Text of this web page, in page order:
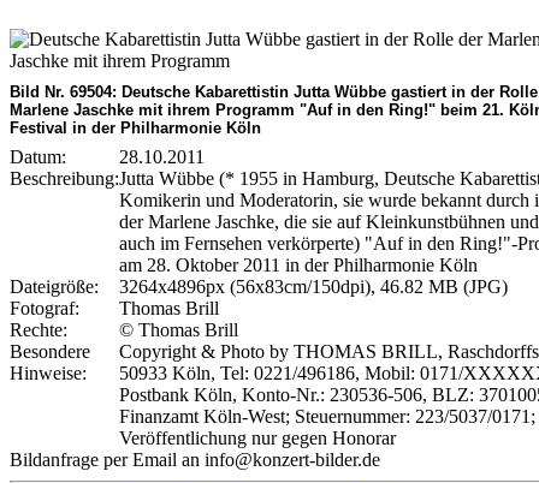
Bild Nr. 69504: Deutsche Kabarettistin Jutta Wübbe gastiert in der
Marlene Jaschke mit ihrem Programm "Auf in den Ring!" beim 21.
Festival in der Philharmonie Köln
Datum:
28.10.2011
Beschreibung:Jutta Wübbe (* 1955 in Hamburg, Deutsche
Komikerin und Moderatorin, sie wurde bekannt durch
der Marlene Jaschke, die sie auf Kleinkunstbühnen
auch im Fernsehen verkörperte) "Auf in den Ring!"-
am 28. Oktober 2011 in der Philharmonie Köln
Dateigröße:
3264x4896px (56x83cm/150dpi), 46.82 MB (JPG)
Fotograf:
Thomas Brill
Rechte:
© Thomas Brill
Besondere
Hinweise:
Copyright & Photo by THOMAS BRILL,
50933 Köln, Tel: 0221/496186, Mobil: 0171/
Postbank Köln, Konto-Nr.: 230536-506, BLZ:
Finanzamt Köln-West; Steuernummer: 223/5037/
Veröffentlichung nur gegen Honorar
Bildanfrage per Email an info@konzert-bilder.de